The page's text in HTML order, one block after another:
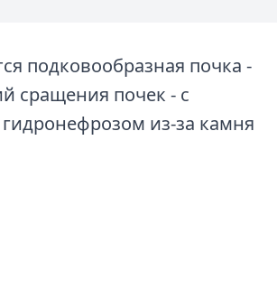
подковообразная почка -
сращения почек - с
из-за камня